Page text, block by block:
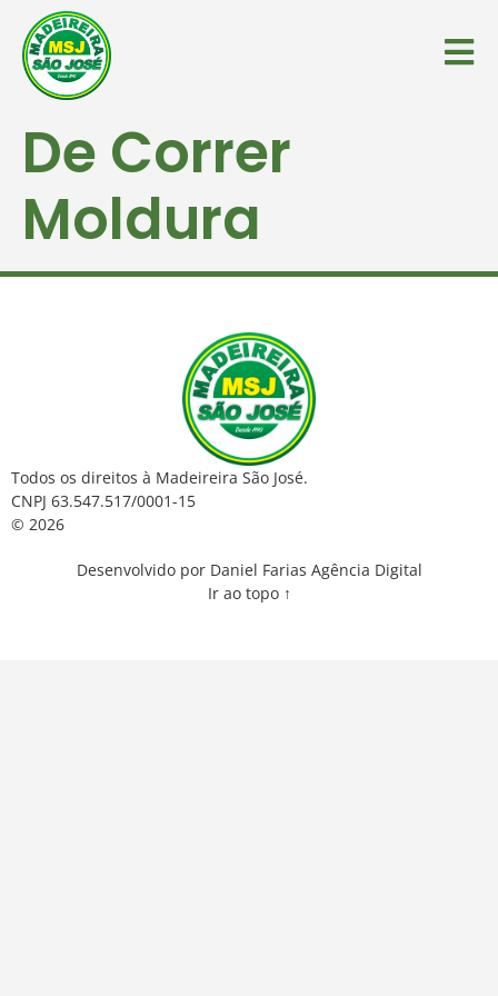
De Correr
Moldura
Todos os direitos à Madeireira São José.
CNPJ 63.547.517/0001-15
© 2026
Desenvolvido por Daniel Farias Agência Digital
Ir ao topo ↑